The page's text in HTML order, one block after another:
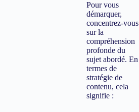
Pour vous
démarquer,
concentrez-vous
sur la
compréhension
profonde du
sujet abordé. En
termes de
stratégie de
contenu, cela
signifie :